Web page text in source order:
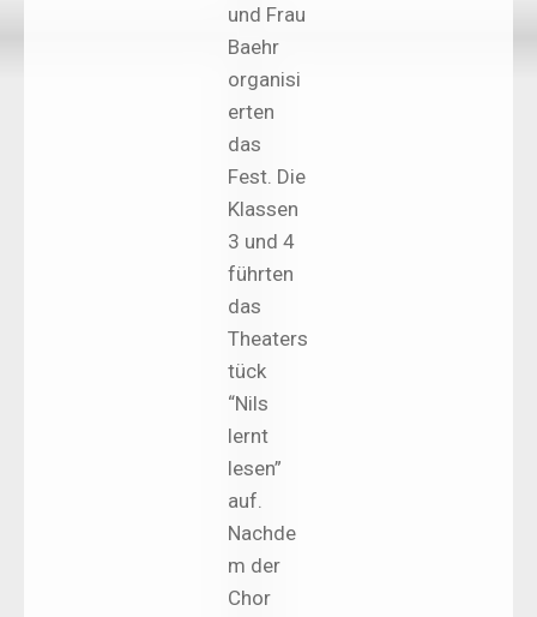
und Frau
Baehr
organisi
erten
das
Fest. Die
Klassen
3 und 4
führten
das
Theaters
tück
“Nils
lernt
lesen”
auf.
Nachde
m der
Chor